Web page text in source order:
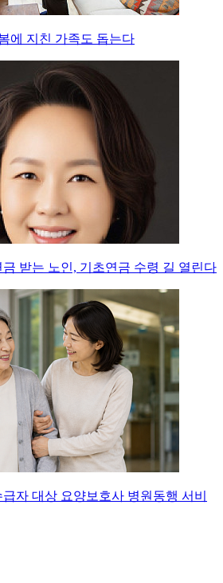
에 지친 가족도 돕는다
받는 노인, 기초연금 수령 길 열린다
자 대상 요양보호사 병원동행 서비